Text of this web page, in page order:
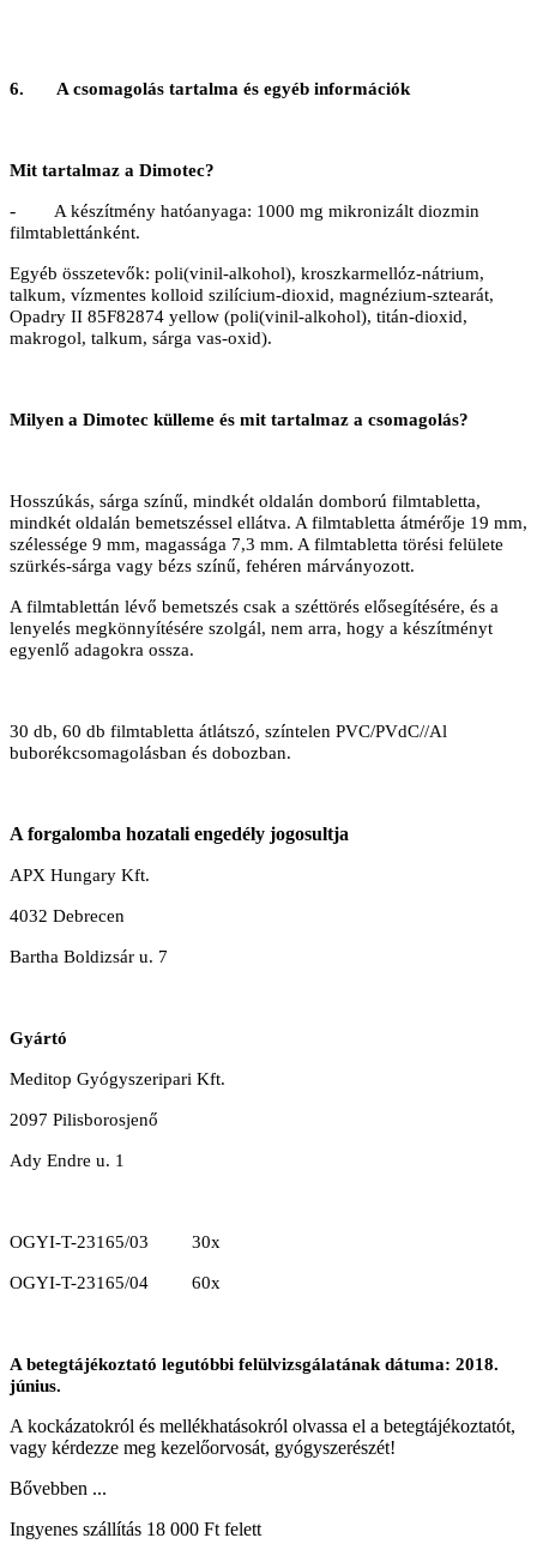
6. A csomagolás tartalma és egyéb információk
Mit tartalmaz a Dimotec?
- A készítmény hatóanyaga: 1000 mg mikronizált diozmin
filmtablettánként.
Egyéb összetevők: poli(vinil-alkohol), kroszkarmellóz-nátrium,
talkum, vízmentes kolloid szilícium-dioxid, magnézium-sztearát,
Opadry II 85F82874 yellow (poli(vinil-alkohol), titán-dioxid,
makrogol, talkum, sárga vas-oxid).
Milyen a Dimotec külleme és mit tartalmaz a csomagolás?
Hosszúkás, sárga színű, mindkét oldalán domború filmtabletta,
mindkét oldalán bemetszéssel ellátva. A filmtabletta átmérője 19 mm,
szélessége 9 mm, magassága 7,3 mm. A filmtabletta törési felülete
szürkés-sárga vagy bézs színű, fehéren márványozott.
A filmtablettán lévő bemetszés csak a széttörés elősegítésére, és a
lenyelés megkönnyítésére szolgál, nem arra, hogy a készítményt
egyenlő adagokra ossza.
30 db, 60 db filmtabletta átlátszó, színtelen PVC/PVdC//Al
buborékcsomagolásban és dobozban.
A forgalomba hozatali engedély jogosultja
APX Hungary Kft.
4032 Debrecen
Bartha Boldizsár u. 7
Gyártó
Meditop Gyógyszeripari Kft.
2097 Pilisborosjenő
Ady Endre u. 1
OGYI-T-23165/03 30x
OGYI-T-23165/04 60x
A betegtájékoztató legutóbbi felülvizsgálatának dátuma: 2018.
június.
A kockázatokról és mellékhatásokról olvassa el a betegtájékoztatót,
vagy kérdezze meg kezelőorvosát, gyógyszerészét!
Bővebben ...
Ingyenes szállítás 18 000 Ft felett